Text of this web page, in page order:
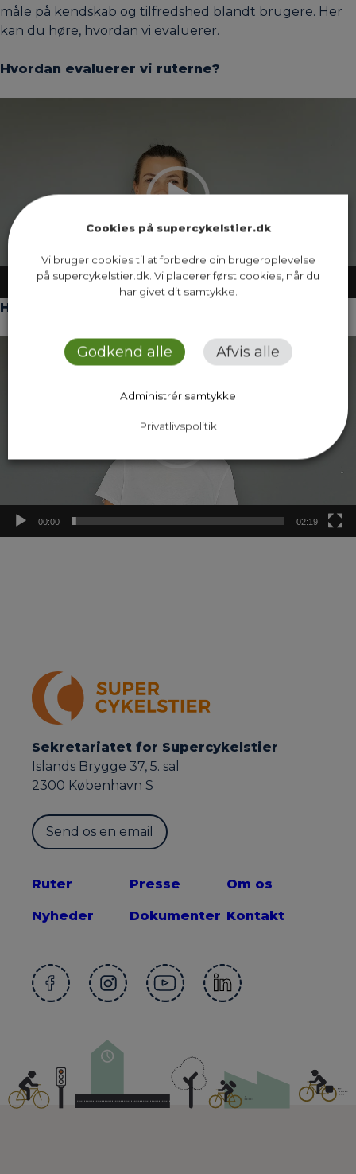
måle på kendskab og tilfredshed blandt brugere. Her
kan du høre, hvordan vi evaluerer.
Hvordan evaluerer vi ruterne?
00:00 04:22
Hvorfor evaluerer vi ruterne?
Videoafspiller
00:00 02:19
Sekretariatet for Supercykelstier
Islands Brygge 37, 5. sal
2300 København S
Send os en email
Ruter
Nyheder
Presse
Dokumenter
Om os
Kontakt
Cookies på supercykelstier.dk
Vi bruger cookies til at forbedre din brugeroplevelse
på supercykelstier.dk. Vi placerer først cookies, når du
har givet dit samtykke.
Godkend alle Afvis alle
Administrér samtykke
Privatlivspolitik